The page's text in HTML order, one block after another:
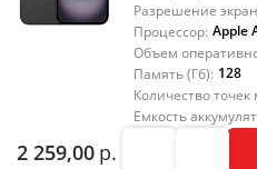
Разрешение
Процессор: Apple
Объем
Память (Гб): 128
Количество
Емкость
2 259,00 р.